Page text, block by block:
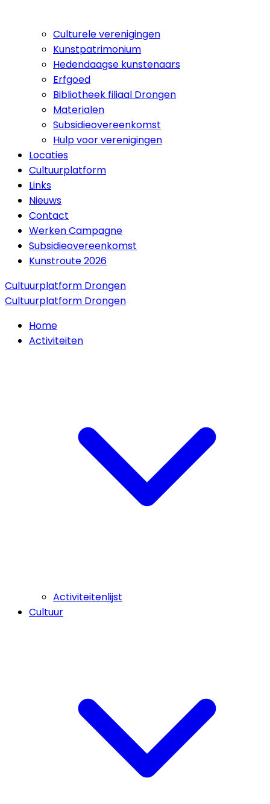
Culturele verenigingen
Kunstpatrimonium
Hedendaagse kunstenaars
Erfgoed
Bibliotheek filiaal Drongen
Materialen
Subsidieovereenkomst
Hulp voor verenigingen
Locaties
Cultuurplatform
Links
Nieuws
Contact
Werken Campagne
Subsidieovereenkomst
Kunstroute 2026
Cultuurplatform Drongen
Cultuurplatform Drongen
Home
Activiteiten
Activiteitenlijst
Cultuur